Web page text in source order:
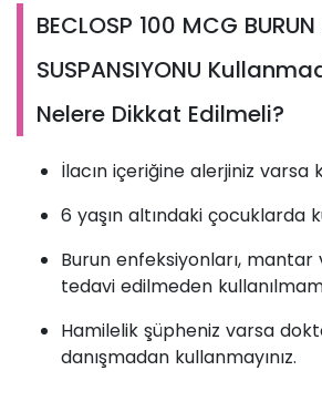
BECLOSP 100 MCG BURUN
SUSPANSIYONU
Nelere Dikkat Edilmeli?
İlacın içeriğine alerjiniz varsa
6 yaşın altındaki çocuklarda
Burun enfeksiyonları,
tedavi edilmeden
Hamilelik şüpheniz varsa
danışmadan kullanmayınız.